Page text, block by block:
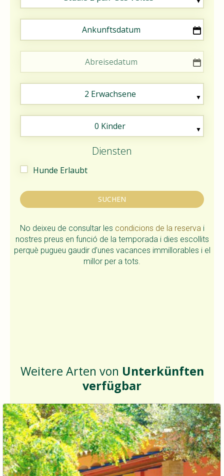
Ankunftsdatum
Abreisedatum
2 Erwachsene
0 Kinder
Diensten
Hunde Erlaubt
SUCHEN
No deixeu de consultar les condicions de la reservai
nostres preus en funció de la temporada i dies escollits
perquè pugueu gaudir d’unes vacances immillorables i el
millor per a tots.
Weitere Arten von Unterkünften
verfügbar